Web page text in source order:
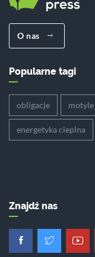
O nas
Popularne tagi
obligacje motyle
energetyka cieplna
Znajdź nas